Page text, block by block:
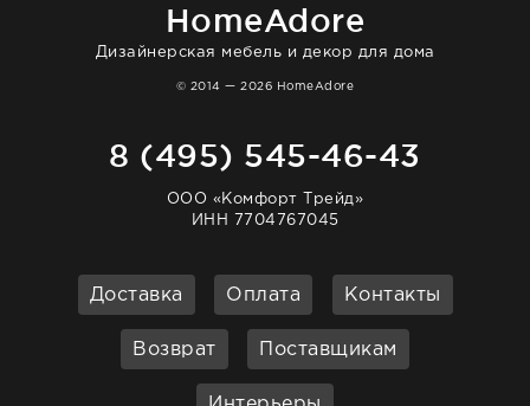
HomeAdore
Дизайнерская мебель и декор для дома
© 2014 — 2026 HomeAdore
8 (495) 545-46-43
ООО «Комфорт Трейд»
ИНН 7704767045
Доставка Оплата Контакты
Возврат Поставщикам